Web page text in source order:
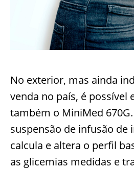
No exterior, mas ainda
venda no país, é possível
também o MiniMed
suspensão de infusão de
calcula e altera o perfil
as glicemias medidas e